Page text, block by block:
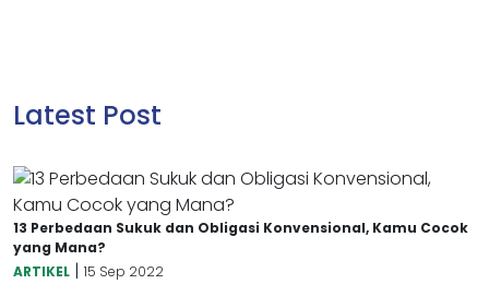
Latest Post
13 Perbedaan Sukuk dan Obligasi Konvensional, Kamu Cocok
yang Mana?
ARTIKEL | 15 Sep 2022